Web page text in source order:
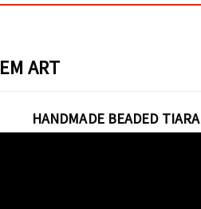
ART
HANDMADE BEADED TIARA